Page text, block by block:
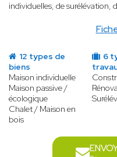
individuelles, de surélévation,
12 types de
biens
Maison individuelle
Maison passive /
écologique
Chalet / Maison en
bois
6